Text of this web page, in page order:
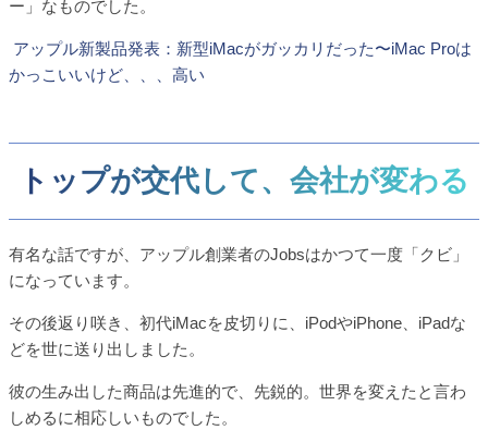
ー」なものでした。
アップル新製品発表：新型iMacがガッカリだった〜iMac Proは
かっこいいけど、、、高い
トップが交代して、会社が変わる
有名な話ですが、アップル創業者のJobsはかつて一度「クビ」
になっています。
その後返り咲き、初代iMacを皮切りに、iPodやiPhone、iPadな
どを世に送り出しました。
彼の生み出した商品は先進的で、先鋭的。世界を変えたと言わ
しめるに相応しいものでした。